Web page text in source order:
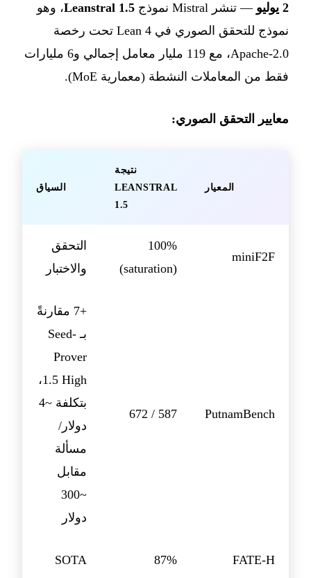
2 يوليو — تنشر Mistral نموذج Leanstral 1.5، وهو
نموذج للتحقق الصوري في Lean 4 تحت رخصة
Apache-2.0، مع 119 مليار معامل إجمالي و6 مليارات
فقط من المعاملات النشطة (معمارية MoE).
معايير التحقق الصوري:
المعيار
نتيجة
LEANSTRAL
1.5
السياق
miniF2F
100%
(saturation)
التحقق
والاختبار
PutnamBench
587 / 672
+7 مقارنةً
بـ Seed-
Prover
1.5 High،
بتكلفة ~4
دولار/
مسألة
مقابل
~300
دولار
FATE-H
87%
SOTA